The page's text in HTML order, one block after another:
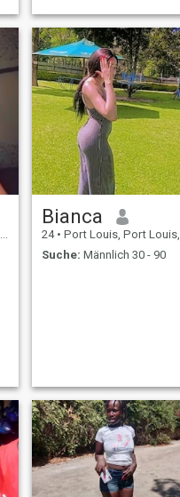
Bianca
24 • Port Louis, Port Louis, Mauritius
Suche: Männlich 30 - 90